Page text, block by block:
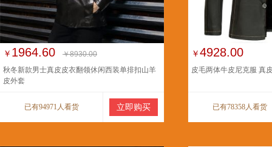
￥ 1964.60
￥8930.00
秋冬新款男士真皮皮衣翻领休闲西装单排扣山羊
皮外套
已有94971人看货 立即购买
￥4928.00
皮毛两体牛皮尼克服 真
已有78358人看货